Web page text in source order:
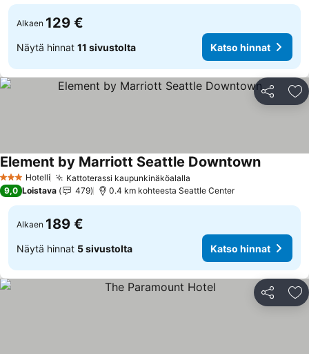
Alkaen 129 €
Näytä hinnat 11 sivustolta Katso hinnat
Jaa
3 Tähtiluokitus
Hotelli Kattoterassi kaupunkinäköalalla
Element by Marriott Seattle Downtown
9,0 Loistava 479 0.4 km kohteesta Seattle Center
Alkaen 189 €
Näytä hinnat 5 sivustolta Katso hinnat
Jaa